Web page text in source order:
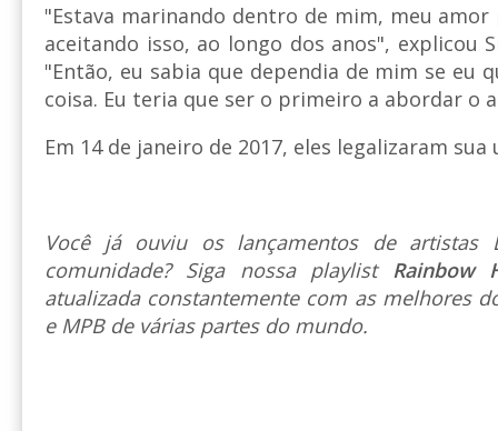
"Estava marinando dentro de mim, meu
aceitando isso, ao longo dos anos", explicou
"Então, eu sabia que dependia de mim se eu
coisa. Eu teria que ser o primeiro a abordar o
Em 14 de janeiro de 2017, eles legalizaram sua
Você já ouviu os lançamentos de artistas
comunidade? Siga nossa playlist Rainbow
atualizada constantemente com as melhores
e MPB de várias partes do mundo.